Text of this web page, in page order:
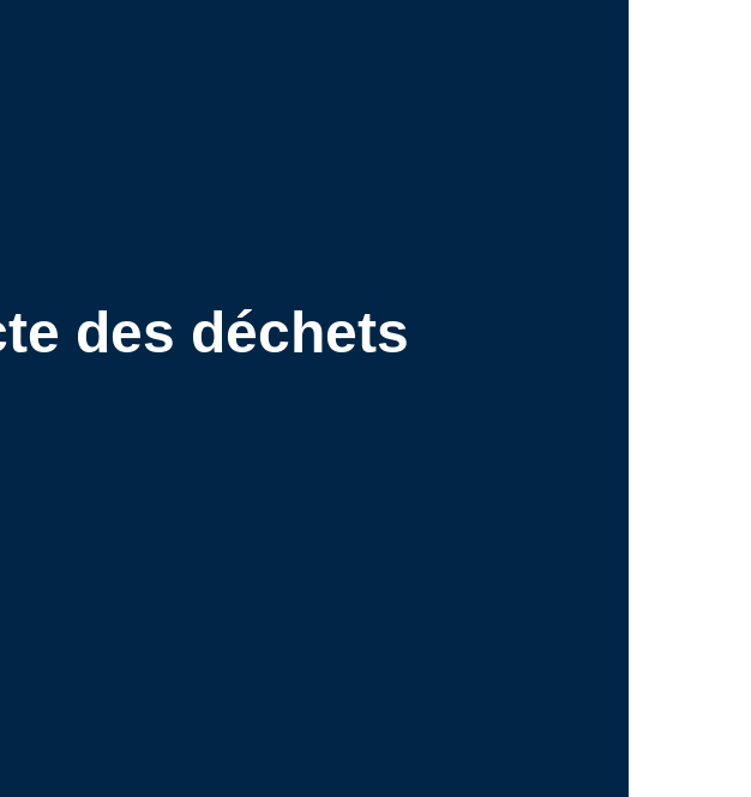
des déchets